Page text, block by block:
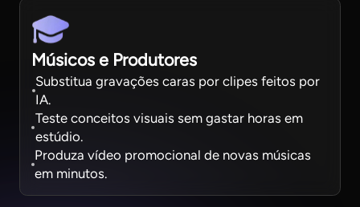
Músicos e Produtores
Substitua gravações caras por clipes feitos por
IA.
Teste conceitos visuais sem gastar horas em
estúdio.
Produza vídeo promocional de novas músicas
em minutos.